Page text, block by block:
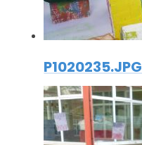
P1020235.JPG